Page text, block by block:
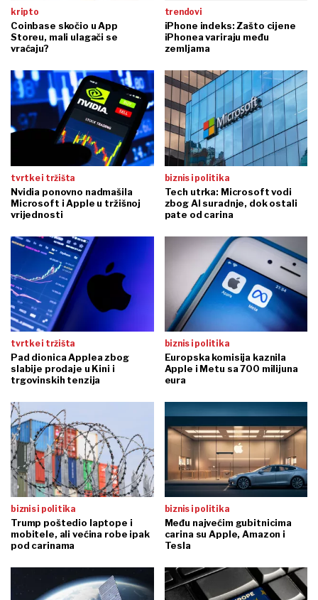
kripto
Coinbase skočio u App
Storeu, mali ulagači se
vraćaju?
trendovi
iPhone indeks: Zašto cijene
iPhonea variraju među
zemljama
tvrtke i tržišta
Nvidia ponovno nadmašila
Microsoft i Apple u tržišnoj
vrijednosti
biznis i politika
Tech utrka: Microsoft vodi
zbog AI suradnje, dok ostali
pate od carina
tvrtke i tržišta
Pad dionica Applea zbog
slabije prodaje u Kini i
trgovinskih tenzija
biznis i politika
Europska komisija kaznila
Apple i Metu sa 700 milijuna
eura
biznis i politika
Trump poštedio laptope i
mobitele, ali većina robe ipak
pod carinama
biznis i politika
Među najvećim gubitnicima
carina su Apple, Amazon i
Tesla